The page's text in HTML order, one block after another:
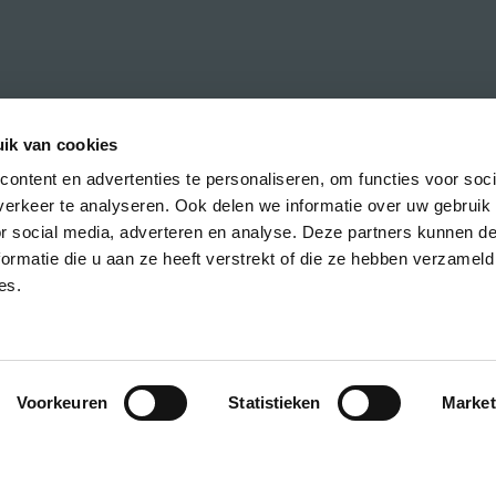
van cookies
en advertenties te personaliseren, om functies voor
te analyseren. Ook delen we informatie over uw gebruik
social media, adverteren en analyse. Deze partners kunnen
die u aan ze heeft verstrekt of die ze hebben
Voorkeuren Statistieken
het laatste nieuws over de CREA